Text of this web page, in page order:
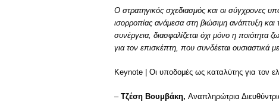
Ο στρατηγικός σχεδιασμός και οι σύγχρονες
ισορροπίας ανάμεσα στη βιώσιμη ανάπτυξη
συνέργεια, διασφαλίζεται όχι μόνο η ποιότητα
για τον επισκέπτη, που συνδέεται ουσιαστικά
Keynote | Οι υποδομές ως καταλύτης για τον
– Τζέση Βουμβάκη, Αναπληρώτρια